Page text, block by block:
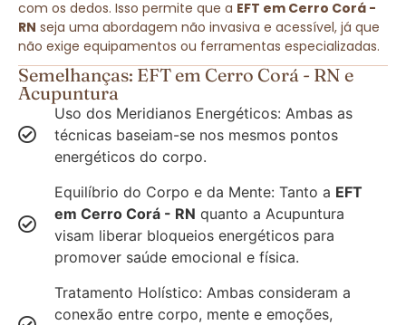
com os dedos. Isso permite que a EFT em Cerro Corá -
RN seja uma abordagem não invasiva e acessível, já que
não exige equipamentos ou ferramentas especializadas.
Semelhanças: EFT em Cerro Corá - RN e
Acupuntura
Uso dos Meridianos Energéticos: Ambas as
técnicas baseiam-se nos mesmos pontos
energéticos do corpo.
Equilíbrio do Corpo e da Mente: Tanto a EFT
em Cerro Corá - RN quanto a Acupuntura
visam liberar bloqueios energéticos para
promover saúde emocional e física.
Tratamento Holístico: Ambas consideram a
conexão entre corpo, mente e emoções,